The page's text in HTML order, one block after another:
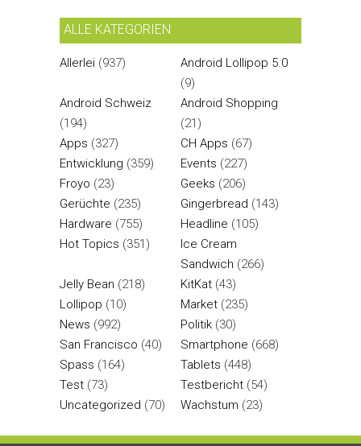
ALLE KATEGORIEN
Allerlei (937)
Android Lollipop 5.0
(9)
Android Schweiz
(194)
Android Shopping
(21)
Apps (327) CH Apps (67)
Entwicklung (359) Events (227)
Froyo (23) Geeks (206)
Gerüchte (235) Gingerbread (143)
Hardware (755) Headline (105)
Hot Topics (351)
Ice Cream
Sandwich (266)
Jelly Bean (218) KitKat (43)
Lollipop (10) Market (235)
News (992) Politik (30)
San Francisco (40) Smartphone (668)
Spass (164) Tablets (448)
Test (73) Testbericht (54)
Uncategorized (70) Wachstum (23)